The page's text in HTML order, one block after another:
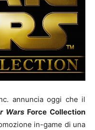
annuncia oggi che il
WarsForce Collection
in-game di una